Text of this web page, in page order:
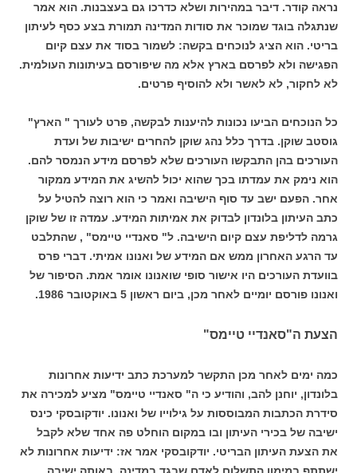
נראה קודר. דיבר במהירות ושלא כדרכו גם בעצבנות. הוא אמר
שנתגלה בוגד שמוכר את סודות המדינה תמורת בצע כסף לעיתון
בריטי. הוא הציג לנוכחים בקשה: לשמור בסוד את עצם קיום
הפגישה ולא לפרסם בארץ אלא מה שיפורסם בעיתונות העולמית.
לא לחקור, לא לאשר ולא להוסיף פרטים.
כל הנוכחים הביעו נכונות להיענות לבקשה, פרט לעורך " הארץ"
גוסטב שוקן. בדרך כלל נהג שוקן להחרים ישיבות של ועדת
העורכים בהן התבקשו העורכים שלא לפרסם מידע הנמסר להם.
הוא נימק את עמדתו בכך שהוא יכול להשיג את המידע ממקור
אחר. הפעם ישב עד סוף הישיבה ואמר כי הוא רוצה להטיל על
כתב העיתון בלונדון לבדוק את אמיתות המידע. עמדה זו של שוקן
גרמה לדליפת עצם קיום הישיבה. ל" סאנדיי טיימס" , שהתלבט
עד הרגע האחרון ממש אם המידע של ואנונו אמיתי. דברי פרס
בוועדת העורכים היו אישור סופי שואנונו אומר אמת. הסיפור של
ואנונו פורסם יומיים לאחר מכן, ביום ראשון 5 באוקטובר 1986.
הצעת ה"סאנדיי טיימס"
כמה ימים לאחר מכן התקשר למערכת כתב ידיעות אחרונות
בלונדון, יוחנן להב, והודיע כי ה" סאנדיי טיימס" מציע למכירה את
סידרת הכתבות המבוססות על גילוייו של ואנונו. יודקובסקי כינס
ישיבה של בכירי העיתון ובו במקום הוחלט פה אחד שלא לקבל
את הצעת העיתון הבריטי. יודקובסקי אמר אז: ידיעות אחרונות לא